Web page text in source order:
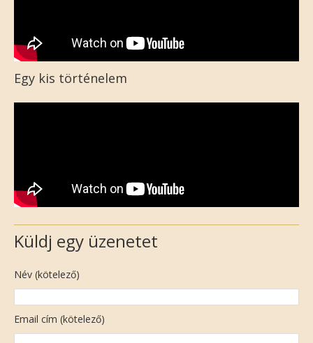
Egy kis történelem
Küldj egy üzenetet
Név (kötelező)
Email cím (kötelező)